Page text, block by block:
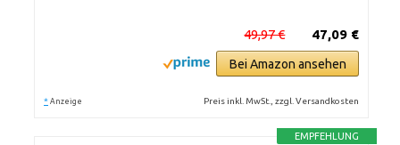
47,09 €
49,97 €
Bei Amazon ansehen
* Anzeige Preis inkl. MwSt., zzgl. Versandkosten
EMPFEHLUNG